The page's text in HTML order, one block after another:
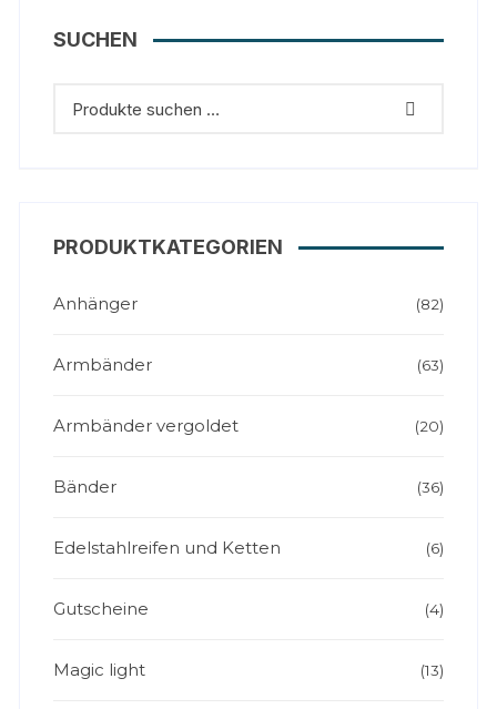
SUCHEN
PRODUKTKATEGORIEN
Anhänger (82)
Armbänder (63)
Armbänder vergoldet (20)
Bänder (36)
Edelstahlreifen und Ketten (6)
Gutscheine (4)
Magic light (13)